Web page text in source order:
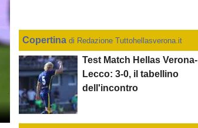
Copertina di Redazione Tuttohellasverona.it
Test Match Hellas Verona-
Lecco: 3-0, il tabellino
dell'incontro